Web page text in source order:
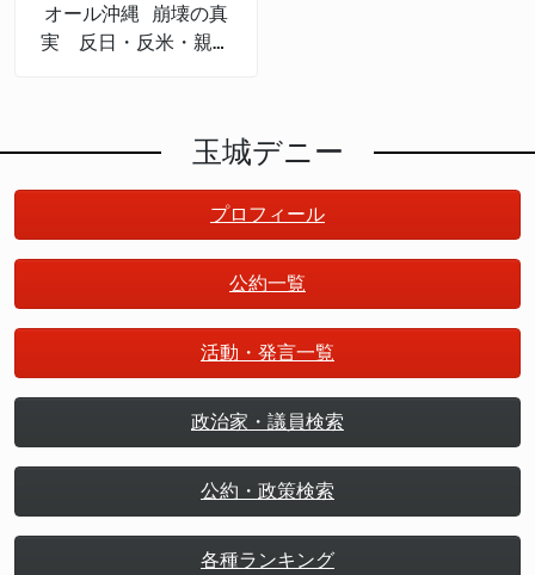
オール沖縄 崩壊の真
実 反日・反米・親中
玉城デニー
プロフィール
公約一覧
活動・発言一覧
政治家・議員検索
公約・政策検索
各種ランキング